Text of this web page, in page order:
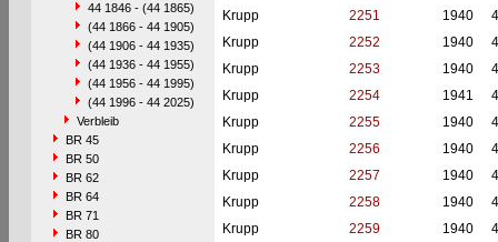
44 1846 - (44 1865)
(44 1866 - 44 1905)
(44 1906 - 44 1935)
(44 1936 - 44 1955)
(44 1956 - 44 1995)
(44 1996 - 44 2025)
Verbleib
BR 45
BR 50
BR 62
BR 64
BR 71
BR 80
Krupp
2251 1940
Krupp
2252 1940
Krupp
2253 1940
Krupp
2254 1941
Krupp
2255 1940
Krupp
2256 1940
Krupp
2257 1940
Krupp
2258 1940
Krupp
2259 1940